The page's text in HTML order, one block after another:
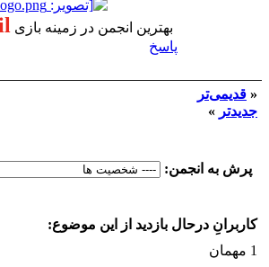
بهترین انجمن در زمینه بازی
پاسخ
« قدیمی‌تر
جدیدتر »
پرش به انجمن:
کاربرانِ درحال بازدید از این موضوع:
1 مهمان